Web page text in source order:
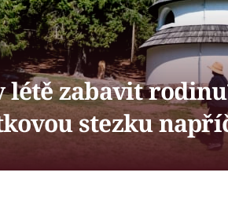
létě zabavit
stezku